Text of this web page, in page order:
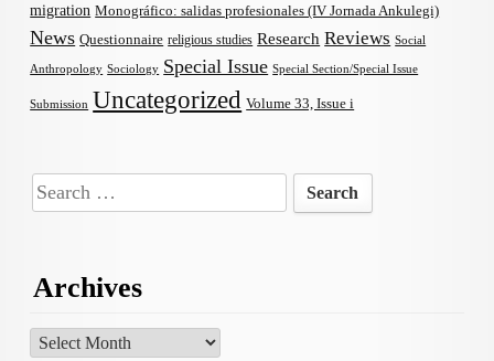
migration Monográfico: salidas profesionales (IV Jornada Ankulegi)
News Questionnaire religious studies Research Reviews Social
Anthropology Sociology Special Issue Special Section/Special Issue
Submission Uncategorized Volume 33, Issue i
Search
for:
Archives
Archives